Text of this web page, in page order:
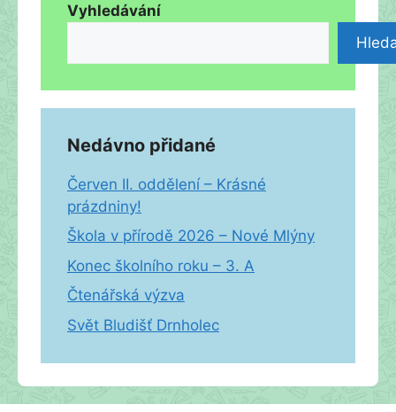
Vyhledávání
Nedávno přidané
Červen II. oddělení – Krásné
prázdniny!
Škola v přírodě 2026 – Nové Mlýny
Konec školního roku – 3. A
Čtenářská výzva
Svět Bludišť Drnholec